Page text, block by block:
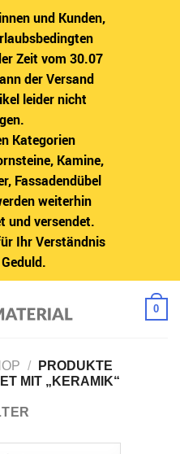
und Kunden,
Zeit vom 30.07
der Versand
leider nicht
Kategorien
Kamine,
Fassadendübel
weiterhin
und versendet.
Ihr Verständnis
0
/
PRODUKTE
MIT „KERAMIK“